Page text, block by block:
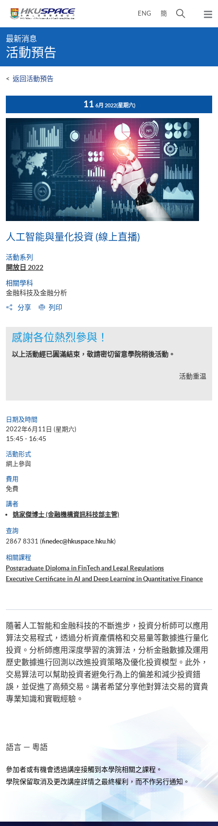
content
ENG 簡
開
彈
出
content
start
最新消息
活動預告
< 返回活動預告
11 6月 2022(星期六)
人工智能與量化投資 (線上直播)
活動系列
開放日 2022
相關學科
金融科技及金融分析
分享
列印
感謝各位熱烈參與！
以上活動經已圓滿結束，敬請密切留意學院稍後活動。
活動重温
日期及時間
2022年6月11日 (星期六)
15:45 - 16:45
活動形式
網上參與
費用
免費
講者
姚家傑博士 (金融機構資訊科技部主管)
查詢
2867 8331 (finedec@hkuspace.hku.hk)
相關課程
Postgraduate Diploma in FinTech and Legal Regulations
Executive Certificate in AI and Deep Learning in Quantitative Finance
隨著人工智能和金融科技的不斷進步，投資分析師可以應用
算法交易程式，透過分析資產價格和交易量等數據進行量化
投資。分析師應用深度學習的演算法，分析金融數據及運用
歷史數據進行回測以改進投資策略及優化投資模型。此外，
交易算法可以幫助投資者避免行為上的偏差和減少投資錯
誤，並促進了高頻交易。講者希望分享他對算法交易的寶貴
專業知識和實戰經驗。
語言 － 粵語
參加者或有機會透過講座接觸到本學院相關之課程。
學院保留取消及更改講座詳情之最終權利，而不作另行通知 。